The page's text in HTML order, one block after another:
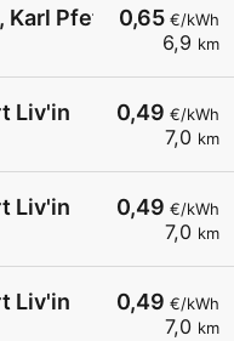
0,65 €/kWh
6,9 km
Karl Pfeffer G.
0,49 €/kWh
7,0 km
Liv'in
0,49 €/kWh
7,0 km
Liv'in
0,49 €/kWh
7,0 km
Liv'in